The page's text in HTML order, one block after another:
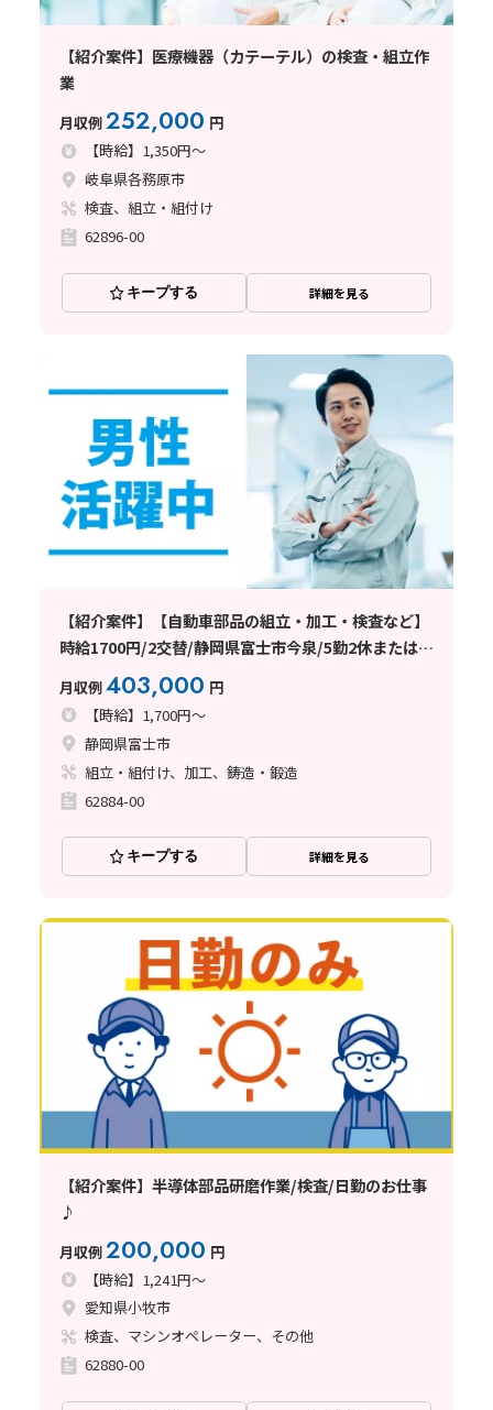
【紹介案件】医療機器（カテーテル）の検査・組立作
業
月収例252,000 円
【時給】1,350円～
岐阜県各務原市
検査、組立・組付け
62896-00
キープする 詳細を見る
【紹介案件】【自動車部品の組立・加工・検査など】
時給1700円/2交替/静岡県富士市今泉/5勤2休または4
勤2休/土日休みまたはシフト制/未経験歓迎/無期雇用
派遣/月収例40.3万円以上
月収例403,000 円
【時給】1,700円～
静岡県富士市
組立・組付け、加工、鋳造・鍛造
62884-00
キープする 詳細を見る
【紹介案件】半導体部品研磨作業/検査/日勤のお仕事
♪
月収例200,000 円
【時給】1,241円～
愛知県小牧市
検査、マシンオペレーター、その他
62880-00